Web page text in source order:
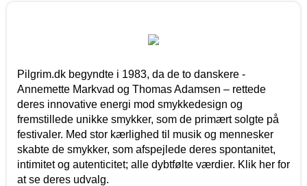
Pilgrim.dk begyndte i 1983, da de to danskere -
Annemette Markvad og Thomas Adamsen – rettede
deres innovative energi mod smykkedesign og
fremstillede unikke smykker, som de primært solgte på
festivaler. Med stor kærlighed til musik og mennesker
skabte de smykker, som afspejlede deres spontanitet,
intimitet og autenticitet; alle dybtfølte værdier. Klik her for
at se deres udvalg.